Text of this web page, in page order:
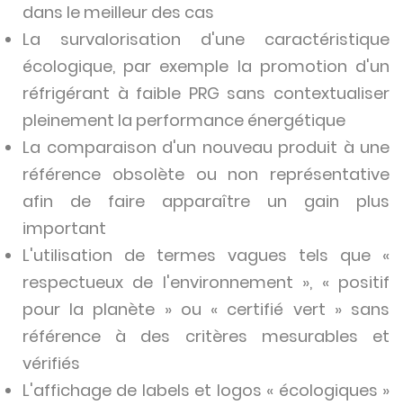
dans le meilleur des cas
La survalorisation d'une caractéristique
écologique, par exemple la promotion d'un
réfrigérant à faible PRG sans contextualiser
pleinement la performance énergétique
La comparaison d'un nouveau produit à une
référence obsolète ou non représentative
afin de faire apparaître un gain plus
important
L'utilisation de termes vagues tels que «
respectueux de l'environnement », « positif
pour la planète » ou « certifié vert » sans
référence à des critères mesurables et
vérifiés
L'affichage de labels et logos « écologiques »